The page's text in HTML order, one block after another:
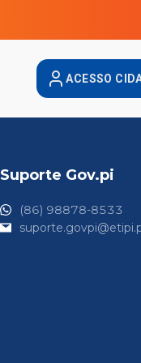
ACESSO
Suporte Gov.pi
(86) 98878-8533